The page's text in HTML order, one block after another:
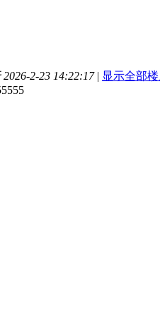
2-23 14:22:17 | 显示全部